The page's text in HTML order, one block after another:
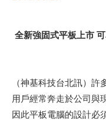
全新強固式平板上市
（神基科技台北訊）
用戶經常奔走於公司與
因此平板電腦的設計必